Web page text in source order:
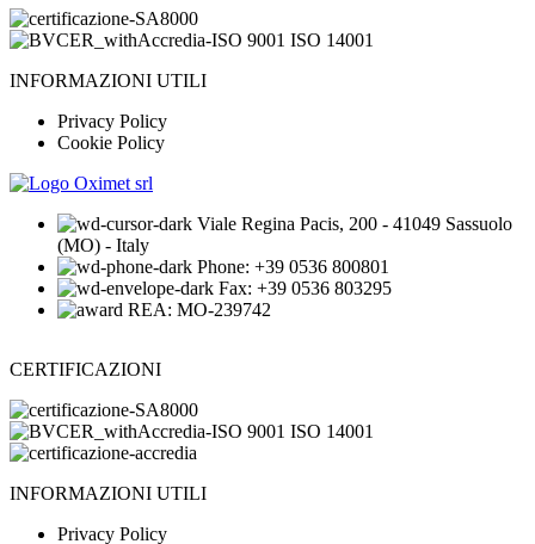
INFORMAZIONI UTILI
Privacy Policy
Cookie Policy
Viale Regina Pacis, 200 - 41049 Sassuolo
(MO) - Italy
Phone: +39 0536 800801
Fax: +39 0536 803295
REA: MO-239742
CERTIFICAZIONI
INFORMAZIONI UTILI
Privacy Policy